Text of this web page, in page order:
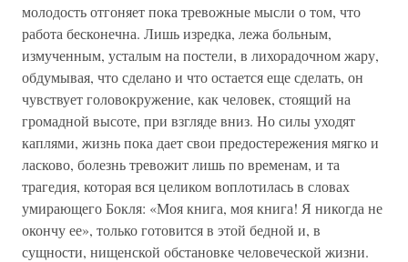
молодость отгоняет пока тревожные мысли о том, что
работа бесконечна. Лишь изредка, лежа больным,
измученным, усталым на постели, в лихорадочном жару,
обдумывая, что сделано и что остается еще сделать, он
чувствует головокружение, как человек, стоящий на
громадной высоте, при взгляде вниз. Но силы уходят
каплями, жизнь пока дает свои предостережения мягко и
ласково, болезнь тревожит лишь по временам, и та
трагедия, которая вся целиком воплотилась в словах
умирающего Бокля: «Моя книга, моя книга! Я никогда не
окончу ее», только готовится в этой бедной и, в
сущности, нищенской обстановке человеческой жизни.